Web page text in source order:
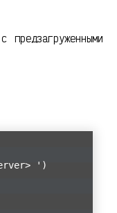
предзагруженными
')